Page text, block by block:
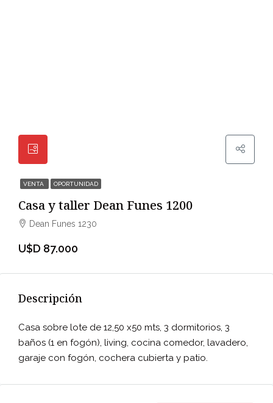
VENTA OPORTUNIDAD
Casa y taller Dean Funes 1200
Dean Funes 1230
U$D 87.000
Descripción
Casa sobre lote de 12,50 x50 mts, 3 dormitorios, 3
baños (1 en fogón), living, cocina comedor, lavadero,
garaje con fogón, cochera cubierta y patio.